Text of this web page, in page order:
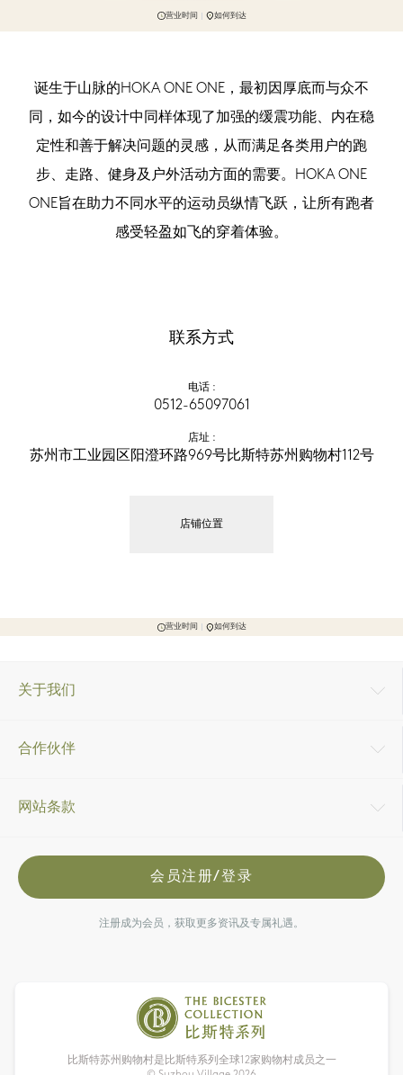
营业时间 如何到达
诞生于山脉的HOKA ONE ONE，最初因厚底而与众不
同，如今的设计中同样体现了加强的缓震功能、内在稳
定性和善于解决问题的灵感，从而满足各类用户的跑
步、走路、健身及户外活动方面的需要。HOKA ONE
ONE旨在助力不同水平的运动员纵情飞跃，让所有跑者
感受轻盈如飞的穿着体验。
联系方式
电话 :
0512-65097061
店址 :
苏州市工业园区阳澄环路969号比斯特苏州购物村112号
店铺位置
营业时间 如何到达
关于我们
合作伙伴
网站条款
会员注册/登录
注册成为会员，获取更多资讯及专属礼遇。
比斯特苏州购物村是比斯特系列全球12家购物村成员之一